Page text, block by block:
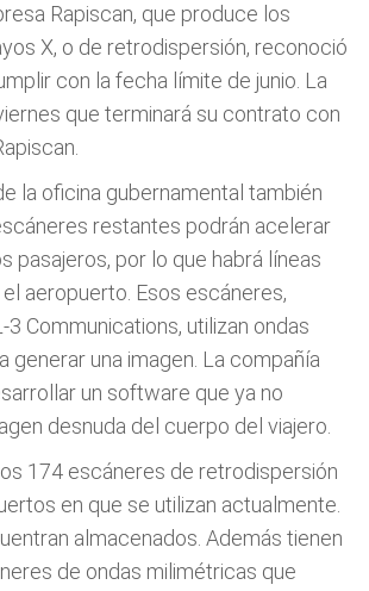
Rapiscan, que produce los
X, o de retrodispersión, reconoció
con la fecha límite de junio. La
que terminará su contrato con
la oficina gubernamental también
restantes podrán acelerar
pasajeros, por lo que habrá líneas
aeropuerto. Esos escáneres,
Communications, utilizan ondas
generar una imagen. La compañía
un software que ya no
desnuda del cuerpo del viajero.
174 escáneres de retrodispersión
en que se utilizan actualmente.
almacenados. Además tienen
de ondas milimétricas que